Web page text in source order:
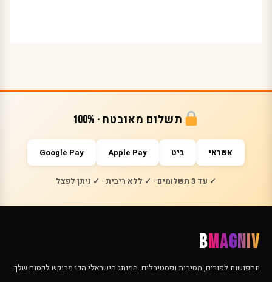
תשלום מאובטח · 100%
אשראי ביט Apple Pay
Google Pay
✓ עד 3 תשלומים · ✓ ללא ריבית · ✓ ניתן לפצל
BMAGNIV
תחפושות לפורים, מסיבות ופסטיבלים. המותג הישראלי הכי מבוקש לקסום שלך.